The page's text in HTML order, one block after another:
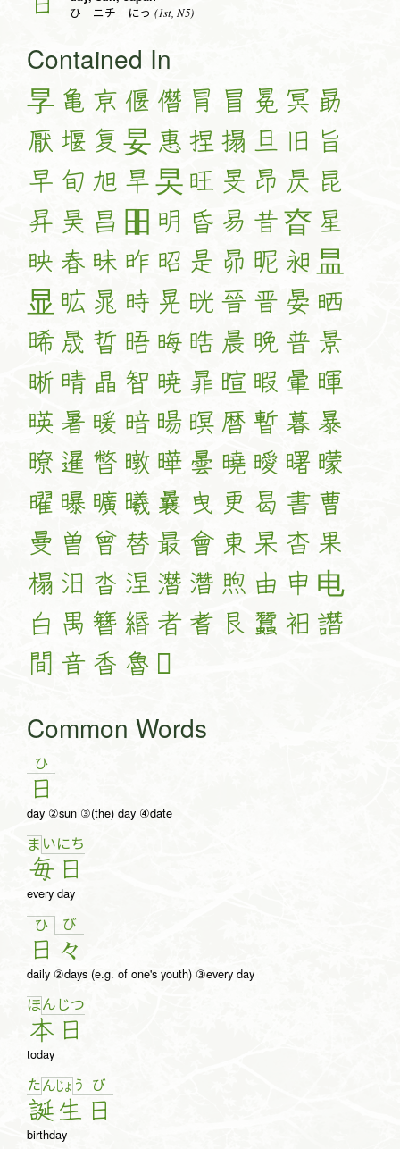
ひ ニチ にっ (1st, N5)
Contained In
㫗 亀 亰 偃 僭 冐 冒 冕 冥 勗
厭 堰 复 妟 惠 捏 搨 旦 旧 旨
早 旬 旭 旱旲 旺 旻 昂 昃 昆
昇 昊 昌 昍 明 昏 易 昔昚 星
映 春 昧 昨 昭 是 昴 昵 昶 昷
显 昿 晁 時 晃 晄 晉 晋 晏 晒
晞 晟 晢 晤 晦 晧 晨 晩 普 景
晰 晴 晶 智 暁 暃 暄 暇 暈 暉
暎 暑 暖 暗 暘 暝 暦 暫 暮 暴
暸 暹 暼 暾 曄 曇 曉 曖 曙 曚
曜 曝 曠 曦 曩 曳 更 曷 書 曹
曼 曽 曾 替 最 會 東 杲 杳 果
榻 汨 沓 涅 潛 濳 煦 由 申 电
白 禺 簪 緡 者 耆 艮 蠶 衵 譖
間 音 香 魯 𡭴
Common Words
ひ
日
day ②sun ③(the) day ④date
ま い
毎
にち
日
every day
ひ
日
び
々
daily ②days (e.g. of one's youth) ③every day
ほん
本
じつ
日
today
たん
誕
じょ う
生
び
日
birthday